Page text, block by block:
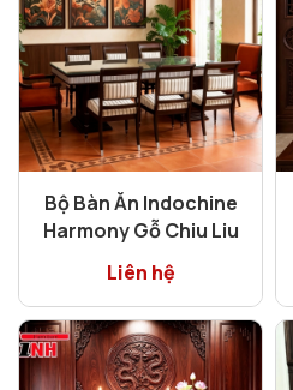
Bộ Bàn Ăn Indochine
Harmony Gỗ Chiu Liu
Liên hệ